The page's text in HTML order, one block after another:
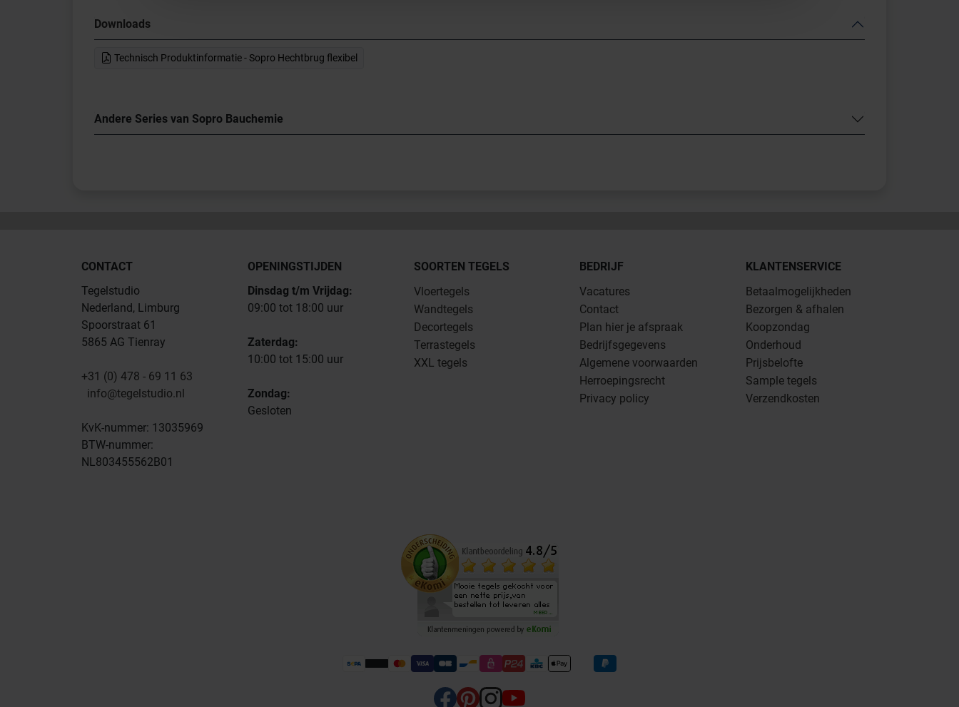
Downloads
Technisch Produktinformatie - Sopro Hechtbrug flexibel
Andere Series van Sopro Bauchemie
CONTACT
Tegelstudio
Nederland, Limburg
Spoorstraat 61
5865 AG Tienray
+31 (0) 478 - 69 11 63
info@tegelstudio.nl
KvK-nummer: 13035969
BTW-nummer:
NL803455562B01
OPENINGSTIJDEN
Dinsdag t/m Vrijdag:
09:00 tot 18:00 uur
Zaterdag:
10:00 tot 15:00 uur
Zondag:
Gesloten
SOORTEN TEGELS
Vloertegels
Wandtegels
Decortegels
Terrastegels
XXL tegels
BEDRIJF
Vacatures
Contact
Plan hier je afspraak
Bedrijfsgegevens
Algemene voorwaarden
Herroepingsrecht
Privacy policy
KLANTENSERVICE
Betaalmogelijkheden
Bezorgen & afhalen
Koopzondag
Onderhoud
Prijsbelofte
Sample tegels
Verzendkosten